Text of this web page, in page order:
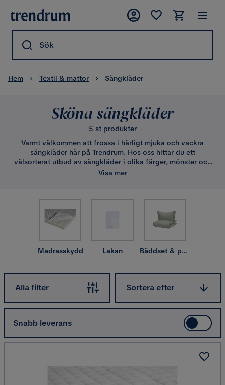
Sök
Hem Textil & mattor Sängkläder
Sköna sängkläder
5 st produkter
Varmt välkommen att frossa i härligt mjuka och vackra
sängkläder här på Trendrum. Hos oss hittar du ett
välsorterat utbud av sängkläder i olika färger, mönster och
material. Vi har sängkläder för såväl enkelsängar som
någon du tycker om nya lyxiga sängkläder. Alltid billigt
Visa mer
Madrasskydd Lakan Bäddset & påslakanset
Alla filter
Sortera efter
Snabb leverans